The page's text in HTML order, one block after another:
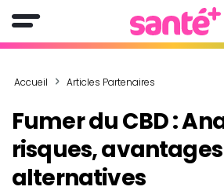
Accueil Articles Partenaires
Fumer du CBD :
risques,
alternatives